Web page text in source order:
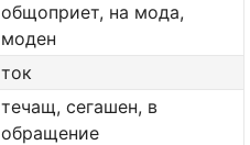
общоприет, на мода,
моден
ток
течащ, сегашен, в
обращение